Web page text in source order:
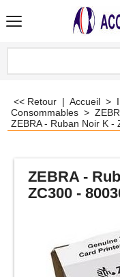
<< Retour | Accueil >
Consommables >
ZEBRA - Ruban Noir K -
ZEBRA -
ZC300 -